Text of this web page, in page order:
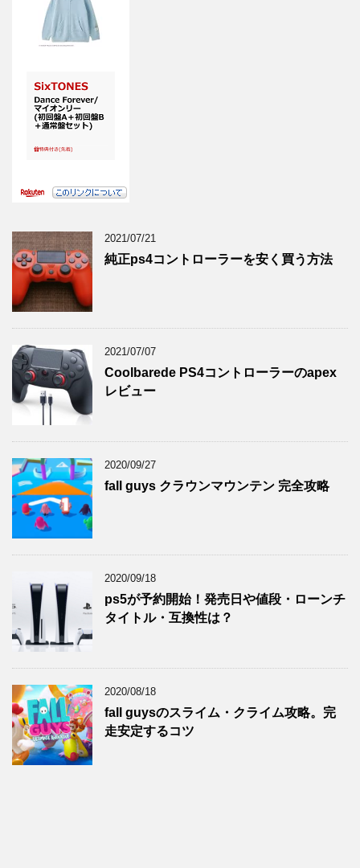
2021/07/21
純正ps4コントローラーを安く買う方法
2021/07/07
Coolbarede PS4コントローラーのapex
レビュー
2020/09/27
fall guys クラウンマウンテン 完全攻略
2020/09/18
ps5が予約開始！発売日や値段・ローンチ
タイトル・互換性は？
2020/08/18
fall guysのスライム・クライム攻略。完
走安定するコツ